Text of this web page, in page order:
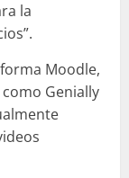
la
Moodle,
Genially